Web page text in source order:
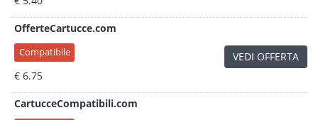
OfferteCartucce.com
Compatibile
€ 6.75
VEDI OFFERTA
CartucceCompatibili.com